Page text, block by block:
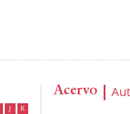
J
K
Acervo